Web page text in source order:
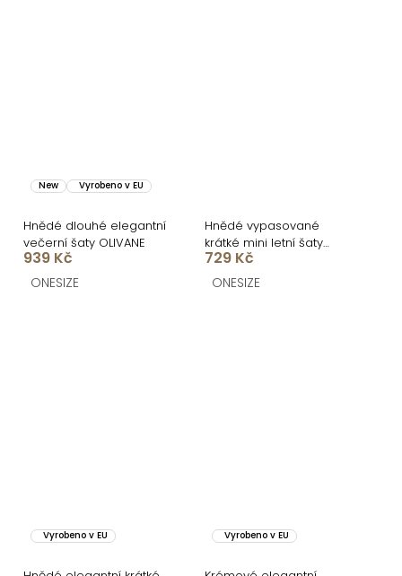
New Vyrobeno v EU
Hnědé dlouhé elegantní
večerní šaty OLIVANE
939 Kč
ONESIZE
Hnědé vypasované
krátké mini letní šaty
NOEMYA
729 Kč
ONESIZE
Vyrobeno v EU Vyrobeno v EU